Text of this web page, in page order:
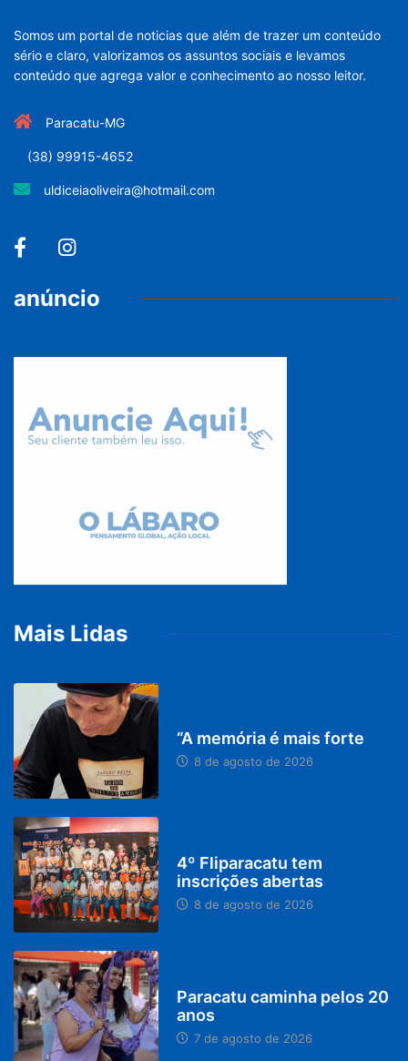
Somos um portal de noticias que além de trazer um conteúdo
sério e claro, valorizamos os assuntos sociais e levamos
conteúdo que agrega valor e conhecimento ao nosso leitor.
Paracatu-MG
(38) 99915-4652
uldiceiaoliveira@hotmail.com
anúncio
Mais Lidas
“A memória é mais forte
8 de agosto de 2026
4º Fliparacatu tem
inscrições abertas
8 de agosto de 2026
Paracatu caminha pelos 20
anos
7 de agosto de 2026